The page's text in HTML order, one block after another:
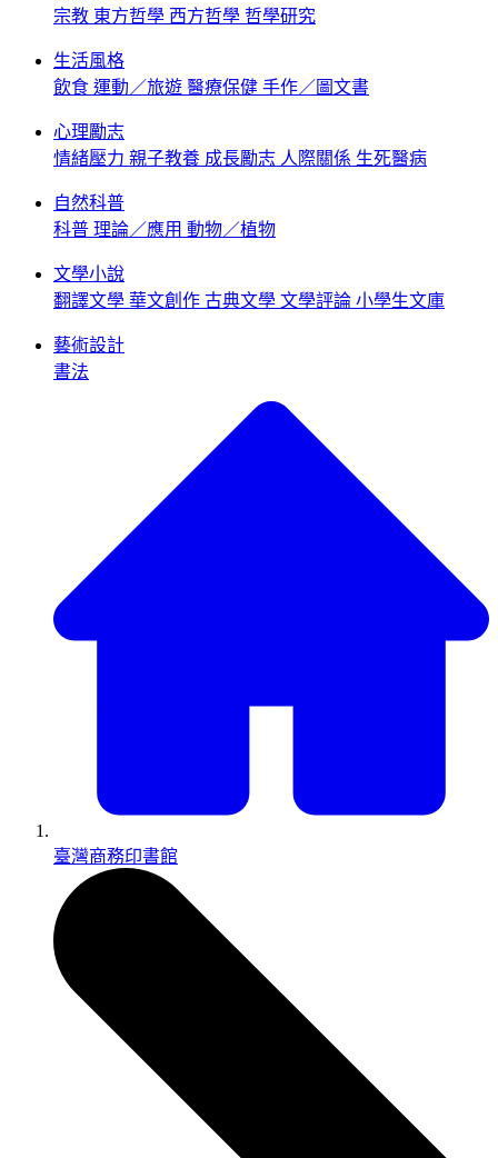
宗教 東方哲學 西方哲學 哲學研究
生活風格
飲食 運動／旅遊 醫療保健 手作／圖文書
心理勵志
情緒壓力 親子教養 成長勵志 人際關係 生死醫病
自然科普
科普 理論／應用 動物／植物
文學小說
翻譯文學 華文創作 古典文學 文學評論 小學生文庫
藝術設計
書法
臺灣商務印書館